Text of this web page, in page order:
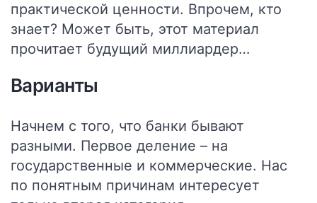
практической ценности. Впрочем, кто
знает? Может быть, этот материал
прочитает будущий миллиардер…
Варианты
Начнем с того, что банки бывают
разными. Первое деление – на
государственные и коммерческие. Нас
по понятным причинам интересует